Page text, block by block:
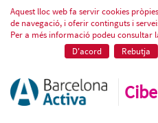
Fitxa formador
Aquest lloc web fa servir cookies
de navegació, i oferir continguts i
Per a més informació podeu consultar
D'acord
Rebutja